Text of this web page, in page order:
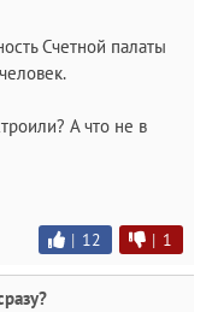
Счетной палаты
А что не в
| 12 | 1